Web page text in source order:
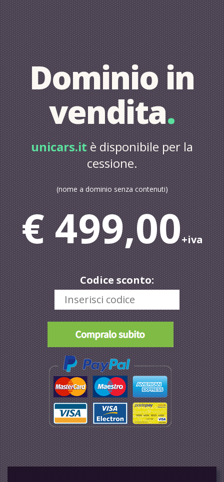
Dominio in
vendita.
unicars.itè disponibile per la
cessione.
(nome a dominio senza contenuti)
€ 499,00+iva
Codice sconto: